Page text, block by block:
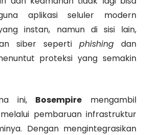
aplikasi seluler modern
instan, namun di sisi lain,
siber seperti phishing dan
proteksi yang semakin
ini, Bosempire mengambil
pembaruan infrastruktur
Dengan mengintegrasikan